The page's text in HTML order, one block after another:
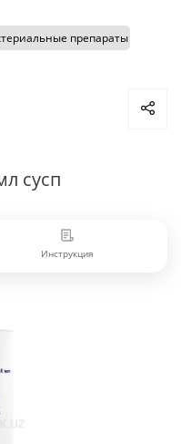
препараты
сусп
Инструкция